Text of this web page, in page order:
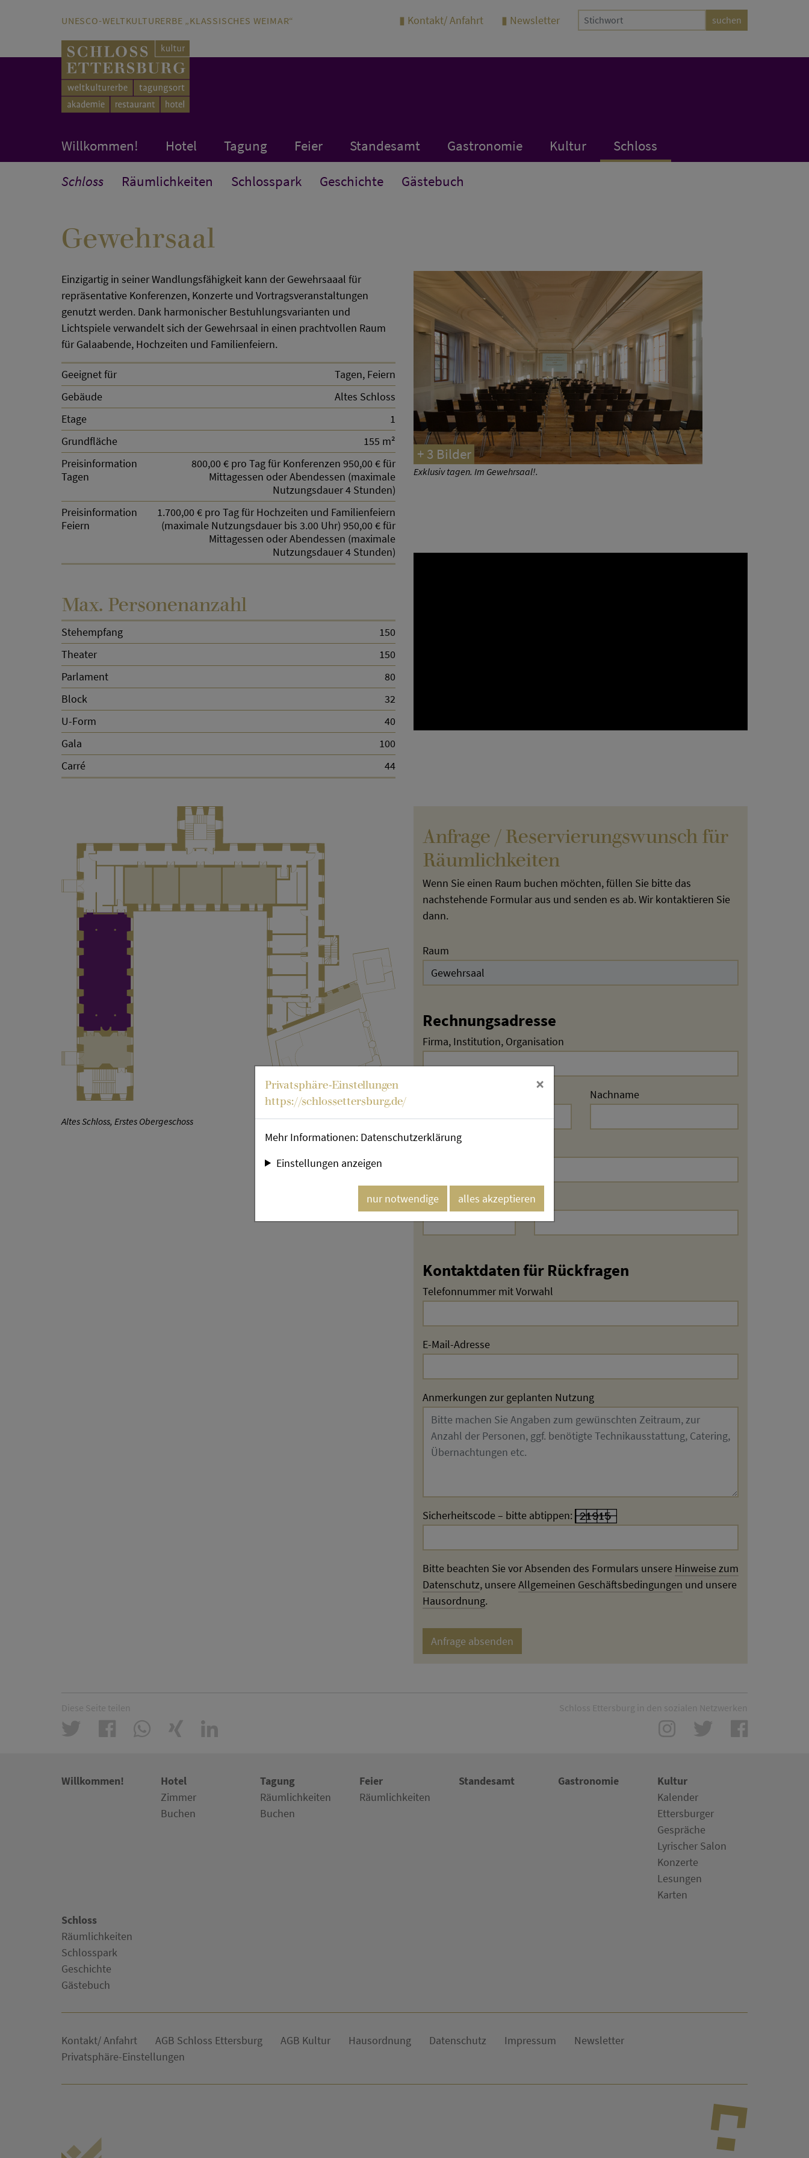
UNESCO-WELTKULTURERBE „KLASSISCHES WEIMAR“ Kontakt/ Anfahrt Newsletter
Willkommen! Hotel Tagung Feier Standesamt Gastronomie Kultur Schloss
Schloss Räumlichkeiten Schlosspark Geschichte Gästebuch
Gewehrsaal
Einzigartig in seiner Wandlungsfähigkeit kann der Gewehrsaaal für
repräsentative Konferenzen, Konzerte und Vortragsveranstaltungen
genutzt werden. Dank harmonischer Bestuhlungsvarianten und
Lichtspiele verwandelt sich der Gewehrsaal in einen prachtvollen Raum
für Galaabende, Hochzeiten und Familienfeiern.
Geeignet für
Tagen, Feiern
Gebäude
Altes Schloss
Etage
1
Grundfläche
155 m²
Preisinformation
Tagen
800,00 € pro Tag für Konferenzen 950,00 € für
Mittagessen oder Abendessen (maximale
Nutzungsdauer 4 Stunden)
Preisinformation
Feiern
1.700,00 € pro Tag für Hochzeiten und Familienfeiern
(maximale Nutzungsdauer bis 3.00 Uhr) 950,00 € für
Mittagessen oder Abendessen (maximale
Nutzungsdauer 4 Stunden)
Max. Personenanzahl
Stehempfang
150
Theater
150
Parlament
80
Block
32
U-Form
40
Gala
100
Carré
44
+ 3 Bilder
Exklusiv tagen. Im Gewehrsaal!.
Altes Schloss, Erstes Obergeschoss
Anfrage / Reservierungswunsch für
Räumlichkeiten
Wenn Sie einen Raum buchen möchten, füllen Sie bitte das
nachstehende Formular aus und senden es ab. Wir kontaktieren Sie
dann.
Raum
Rechnungsadresse
Firma, Institution, Organisation
Nachname
Straße und Hausnummer
PLZ Ort
Kontaktdaten für Rückfragen
Telefonnummer mit Vorwahl
E-Mail-Adresse
Anmerkungen zur geplanten Nutzung
Sicherheitscode – bitte abtippen:
Bitte beachten Sie vor Absenden des Formulars unsere Hinweise zum
Datenschutz, unsereAllgemeinen Geschäftsbedingungen und unsere
Hausordnung.
Diese Seite teilen Schloss Ettersburg in den sozialen Netzwerken
Willkommen!
Hotel
Zimmer
Buchen
Tagung
Räumlichkeiten
Buchen
Feier
Räumlichkeiten
Standesamt Gastronomie
Kultur
Kalender
Ettersburger
Gespräche
Lyrischer Salon
Konzerte
Lesungen
Karten
Schloss
Räumlichkeiten
Schlosspark
Geschichte
Gästebuch
Kontakt/ Anfahrt AGB Schloss Ettersburg AGB Kultur Hausordnung Datenschutz Impressum
Newsletter
Privatsphäre-Einstellungen
Privatsphäre-Einstellungen
https://schlossettersburg.de/
×
Mehr Informationen: Datenschutzerklärung
Einstellungen anzeigen
nur notwendige alles akzeptieren